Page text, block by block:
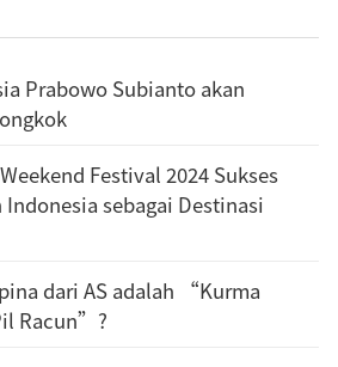
Prabowo Subianto akan
Festival 2024 Sukses
sebagai Destinasi
dari AS adalah “Kurma
Racun”?